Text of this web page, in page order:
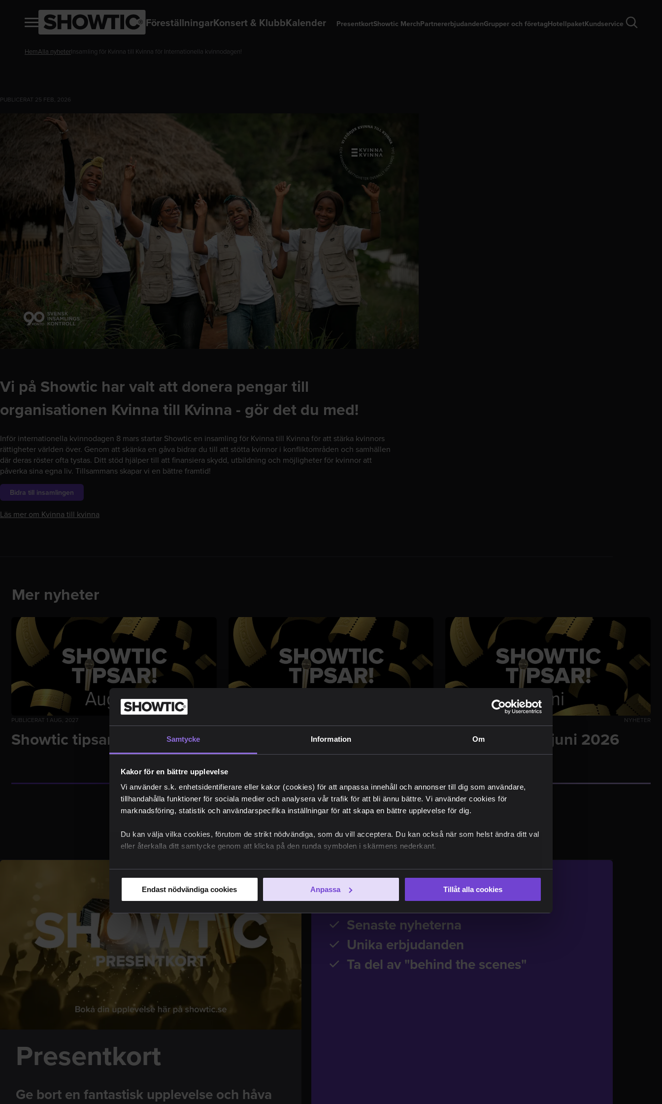
Samtycke Information Om
Kakor för en bättre upplevelse
Vi använder s.k. enhetsidentifierare eller kakor (cookies) för att anpassa innehåll och annonser till dig som användare,
tillhandahålla funktioner för sociala medier och analysera vår trafik för att bli ännu bättre. Vi använder cookies för
marknadsföring, statistik och användarspecifika inställningar för att skapa en bättre upplevelse för dig.
Du kan välja vilka cookies, förutom de strikt nödvändiga, som du vill acceptera. Du kan också när som helst ändra ditt val
eller återkalla ditt samtycke genom att klicka på den runda symbolen i skärmens nederkant.
Endast nödvändiga cookies Anpassa Tillåt alla cookies
FöreställningarKonsert & KlubbKalender PresentkortShowtic MerchPartnererbjudandenGrupper och företagHotellpaketKundservice
HemAlla nyheterInsamling för Kvinna till Kvinna för Internationella kvinnodagen!
PUBLICERAT 25 FEB, 2026
Vi på Showtic har valt att donera pengar till
organisationen Kvinna till Kvinna - gör det du med!
Inför internationella kvinnodagen 8 mars startar Showtic en insamling för Kvinna till Kvinna för att stärka kvinnors
rättigheter världen över. Genom att skänka en gåva bidrar du till att stötta kvinnor i konfliktområden och samhällen
där deras röster ofta tystas. Ditt stöd hjälper till att finansiera skydd, utbildning och möjligheter för kvinnor att
påverka sina egna liv. Tillsammans skapar vi en bättre framtid!
Bidra till insamlingen
Läs mer om Kvinna till kvinna
Mer nyheter
PUBLICERAT 1 AUG, 2027
Showtic tipsar augusti 2026 Showtic tipsar juli 2026
NYHETER
Showtic tipsar juni 2026
Visa alla nyheter
Presentkort
Ge bort en fantastisk upplevelse och håva
Nyhetsbrev
Senaste nyheterna
Unika erbjudanden
Ta del av "behind the scenes"